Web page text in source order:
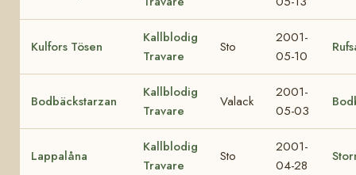
Kulfors Tösen
Kallblodig
Travare
Sto
2001-
05-10
Bodbäckstarzan
Kallblodig
Travare
Valack
2001-
05-03
Lappalåna
Kallblodig
Travare
Sto
2001-
04-28